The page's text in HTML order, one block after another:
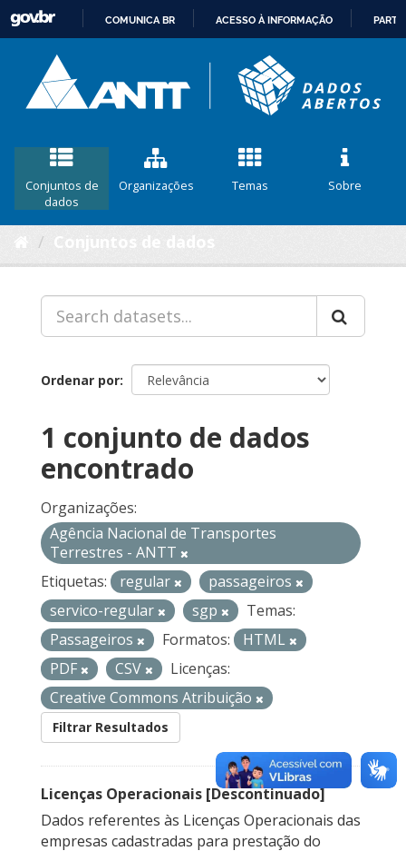
CONTEÚDO
COMUNICA BR ACESSO À INFORMAÇÃO
Conjuntos de
dados
Organizações Temas Sobre
Ordenar por
1 conjunto de dados
encontrado
Organizações:
Agência Nacional de Transportes
Terrestres - ANTT
Etiquetas:
regular
passageiros
servico-regular
sgp
Temas:
Passageiros
Formatos:
HTML
PDF
CSV
Licenças:
Creative Commons Atribuição
Filtrar Resultados
Licenças Operacionais [Descontinuado]
Dados referentes às Licenças Operacionais das
empresas cadastradas para prestação do